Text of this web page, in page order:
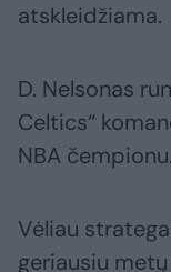
atskleidžiama.
D. Nelsonas
Celtics“
NBA čempionu.
Vėliau
geriausiu